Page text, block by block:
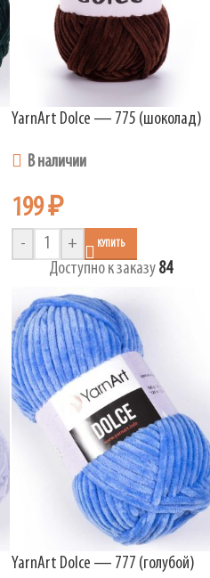
YarnArt Dolce — 775 (шоколад)
В наличии
199₽
- + КУПИТЬ
Доступно к заказу 84
YarnArt Dolce — 777 (голубой)